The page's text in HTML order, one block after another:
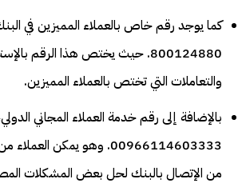
كما يوجد رقم خاص بالعملاء المميزين في
800124880. حيث يختص هذا الرقم
والتعاملات التي تختص بالعملاء المميزين.
بالإضافة إلى رقم خدمة العملاء المجاني
00966114603333. وهو يمكن
من الإتصال بالبنك لحل بعض المشكلات